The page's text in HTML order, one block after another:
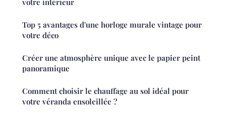
votre intérieur
Top 5 avantages d'une horloge murale vintage pour
votre déco
Créer une atmosphère unique avec le papier peint
panoramique
Comment choisir le chauffage au sol idéal pour
votre véranda ensoleillée ?